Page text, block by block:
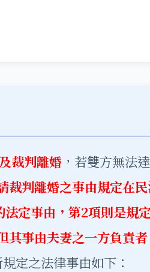
裁判離婚 ，若雙方無法
裁判離婚之事由規定在
定事由，第2項則是規
其事由夫妻之一方負責
定之法律事由如下：